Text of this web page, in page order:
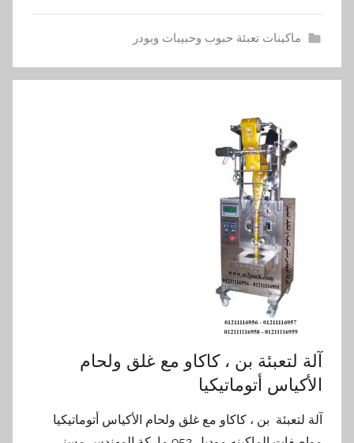
ماكينات تعبئة حبوب وحبيبات وبودر
آلة لتعبئة بن ، كاكاو مع غلق ولحام
الأكياس أتوماتيكيا
آلة لتعبئة بن ، كاكاو مع غلق ولحام الأكياس أتوماتيكيا